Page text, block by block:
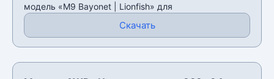
модель «M9 Bayonet | Lionfish» для
Скачать